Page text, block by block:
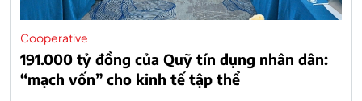
Cooperative
191.000 tỷ đồng của Quỹ tín dụng nhân dân:
“mạch vốn” cho kinh tế tập thể